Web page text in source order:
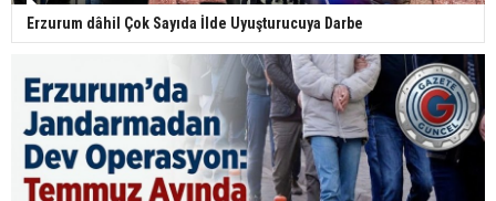
Erzurum dâhil Çok Sayıda İlde Uyuşturucuya Darbe